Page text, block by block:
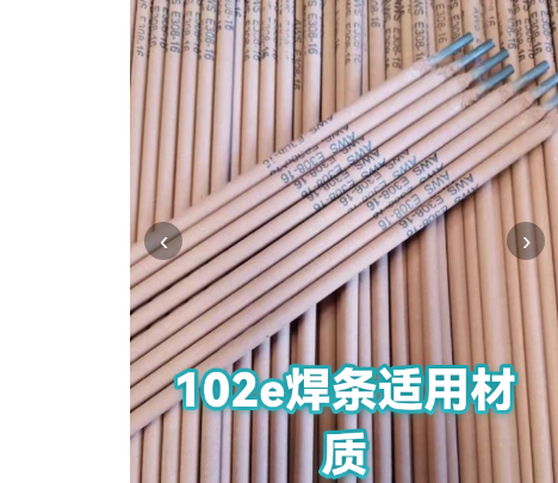
‹ ›